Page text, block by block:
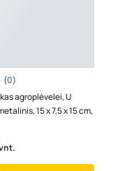
(0)
agroplėvelei, U
15 x 7,5 x 15 cm,